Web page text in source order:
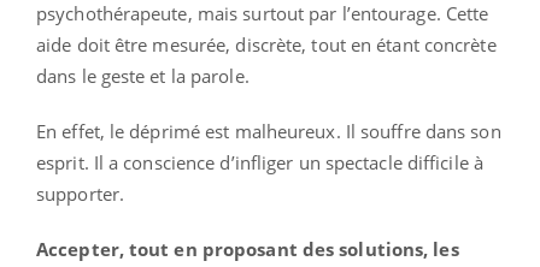
psychothérapeute, mais surtout par l’entourage. Cette
aide doit être mesurée, discrète, tout en étant concrète
dans le geste et la parole.
En effet, le déprimé est malheureux. Il souffre dans son
esprit. Il a conscience d’infliger un spectacle difficile à
supporter.
Accepter, tout en proposant des solutions, les